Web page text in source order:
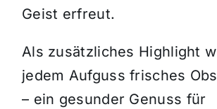
Geist erfreut.
Als zusätzliches Highlight
jedem Aufguss frisches
– ein gesunder Genuss für